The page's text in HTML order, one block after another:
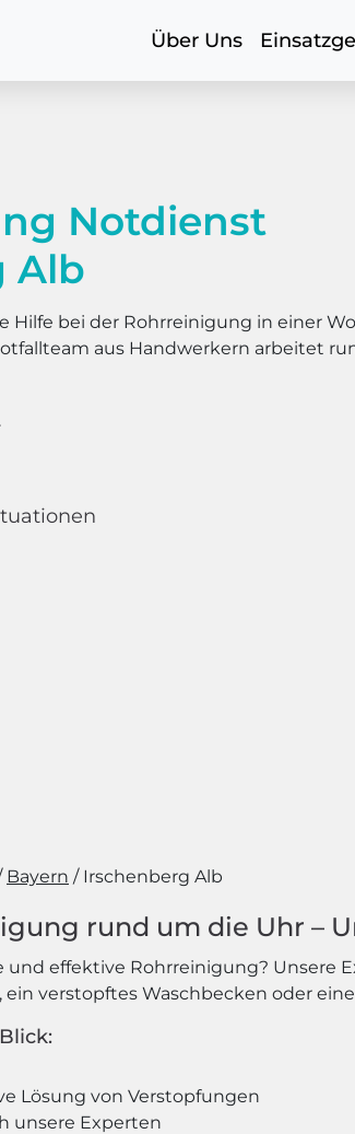
Über Uns
Notdienst
Alb
Hilfe bei der Rohrreinigung in einer
aus Handwerkern arbeitet
Bayern Irschenberg Alb
rund um die Uhr –
und effektive Rohrreinigung? Unsere
verstopftes Waschbecken oder
Lösung von Verstopfungen
unsere Experten